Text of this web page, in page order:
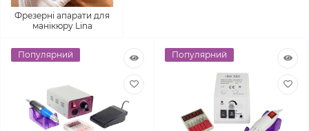
Фрезерні апарати для
манікюру Lina
Популярний Популярний